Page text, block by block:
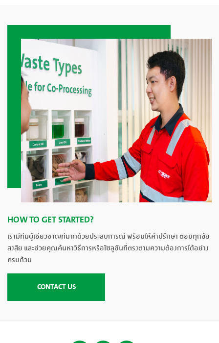
HOW TO GET STARTED?
เรามีทีมผู้เชี่ยวชาญที่มากด้วยประสบการณ์ พร้อมให้คำปรึกษา ตอบทุกข้อ
สงสัย และช่วยคุณค้นหาวิธีการหรือโซลูชันที่ตรงตามความต้องการได้อย่าง
ครบถ้วน
CONTACT US